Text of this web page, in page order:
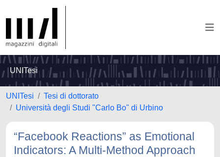
UNITesi
UNITesi
Tesi di dottorato
Università degli Studi "Carlo Bo" di Urbino
“Facebook Reactions” as Emotional
Indicators: A Multi-Method Approach